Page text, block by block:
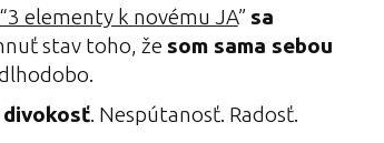
“3 elementy k novému JA” sa
stav toho, že som sama sebou
divokosť. Nespútanosť. Radosť.